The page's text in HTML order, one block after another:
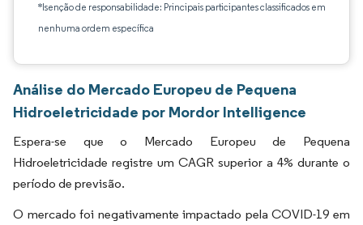
*Isenção de responsabilidade: Principais participantes classificados em
nenhuma ordem específica
Análise do Mercado Europeu de Pequena
Hidroeletricidade por Mordor Intelligence
Espera-se que o Mercado Europeu de Pequena
Hidroeletricidade registre um CAGR superior a 4% durante o
período de previsão.
O mercado foi negativamente impactado pela COVID-19 em